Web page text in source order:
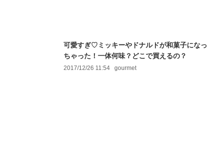
可愛すぎ♡ミッキーやドナルドが和菓子になっ
ちゃった！一体何味？どこで買えるの？
2017/12/26 11:54 gourmet